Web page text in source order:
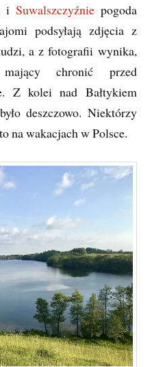
i Suwalszczyźniepogoda
podsyłają zdjęcia z
a z fotografii wynika,
chronić przed
Z kolei nad Bałtykiem
deszczowo. Niektórzy
na wakacjach w Polsce.